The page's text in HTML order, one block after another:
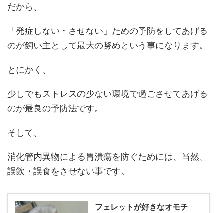
だから、
「発症しない・させない」ための予防をしてあげる
のが飼い主として最大の努めという事になります。
とにかく、
少しでもストレスの少ない環境で過ごさせてあげる
のが最良の予防法です。
そして、
消化管内異物による胃潰瘍を防ぐためには、当然、
誤飲・誤食をさせない事です。
フェレットが好きなオモチ